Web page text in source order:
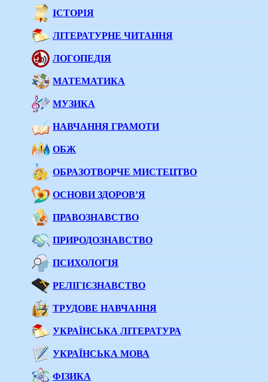
ІСТОРІЯ
ЛІТЕРАТУРНЕ ЧИТАННЯ
ЛОГОПЕДІЯ
МАТЕМАТИКА
МУЗИКА
НАВЧАННЯ ГРАМОТИ
ОБЖ
ОБРАЗОТВОРЧЕ МИСТЕЦТВО
ОСНОВИ ЗДОРОВ’Я
ПРАВОЗНАВСТВО
ПРИРОДОЗНАВСТВО
ПСИХОЛОГІЯ
РЕЛІГІЄЗНАВСТВО
ТРУДОВЕ НАВЧАННЯ
УКРАЇНСЬКА ЛІТЕРАТУРА
УКРАЇНСЬКА МОВА
ФІЗИКА